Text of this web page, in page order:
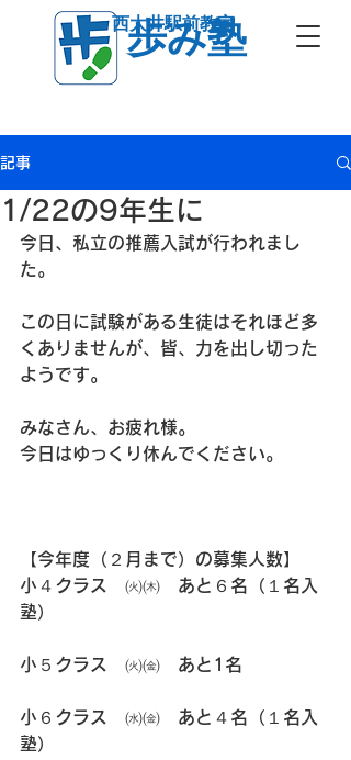
歩み塾
西大井駅前教室
記事
1/22の9年生に
今日、私立の推薦入試が行われまし
た。
この日に試験がある生徒はそれほど多
くありませんが、皆、力を出し切った
ようです。
みなさん、お疲れ様。
今日はゆっくり休んでください。
【今年度（２月まで）の募集人数】
小４クラス　㈫㈭　あと６名（１名入
塾）
小５クラス　㈫㈮　あと1名
小６クラス　㈬㈮　あと４名（１名入
塾）